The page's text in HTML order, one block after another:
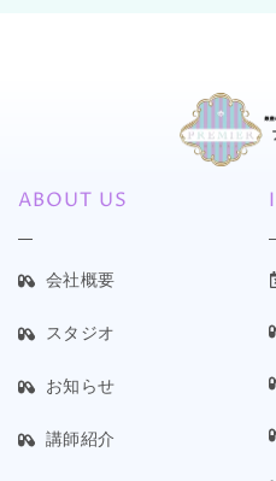
ABOUT US
会社概要
スタジオ
お知らせ
講師紹介